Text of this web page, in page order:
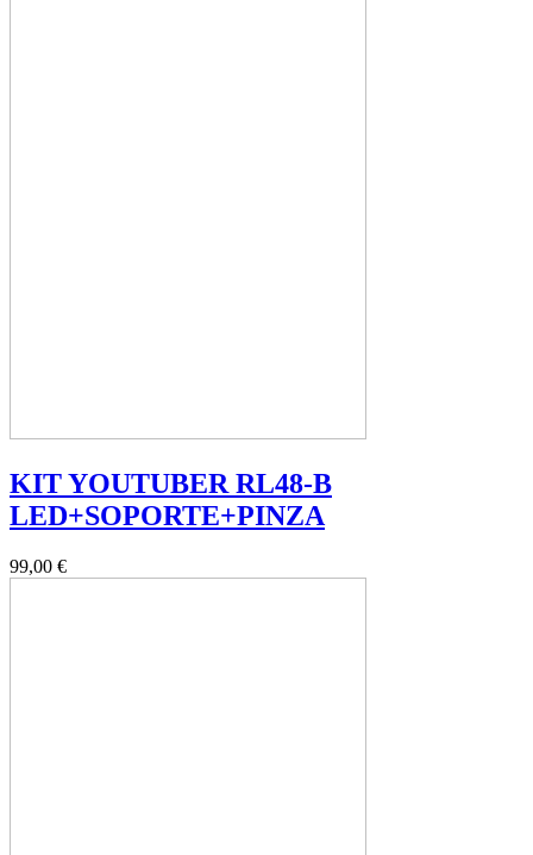
KIT YOUTUBER RL48-B
LED+SOPORTE+PINZA
99,00 €